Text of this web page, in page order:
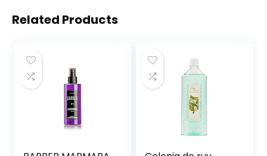
Related Products